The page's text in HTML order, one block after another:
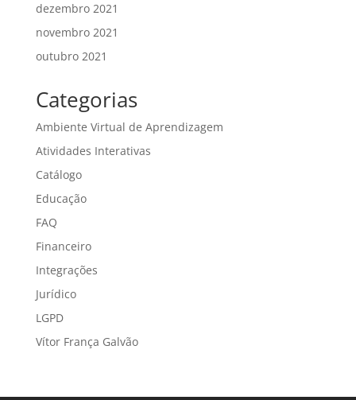
dezembro 2021
novembro 2021
outubro 2021
Categorias
Ambiente Virtual de Aprendizagem
Atividades Interativas
Catálogo
Educação
FAQ
Financeiro
Integrações
Jurídico
LGPD
Vítor França Galvão